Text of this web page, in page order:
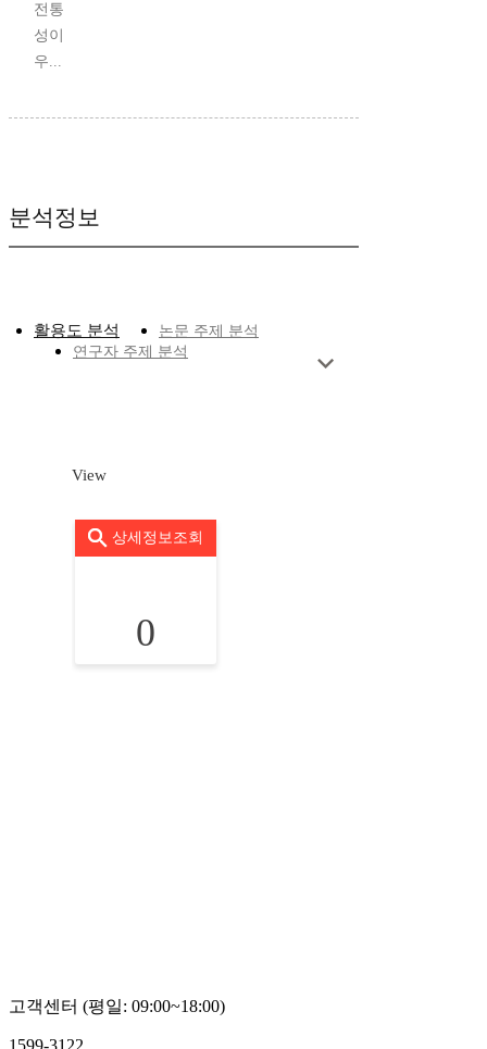
전통
성이
우...
분석정보
활용도 분석
논문 주제 분석
연구자 주제 분석
View
상세정보조회
0
고객센터 (평일: 09:00~18:00)